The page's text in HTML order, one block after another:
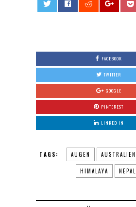
FACEBOOK
TWITTER
GOOGLE
PINTEREST
LINKED IN
TAGS: AUGEN AUSTRALIEN
HIMALAYA NEPAL